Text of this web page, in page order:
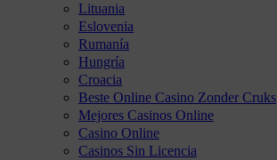
Lituania
Eslovenia
Rumanía
Hungría
Croacia
Beste Online Casino Zonder Cruks
Mejores Casinos Online
Casino Online
Casinos Sin Licencia